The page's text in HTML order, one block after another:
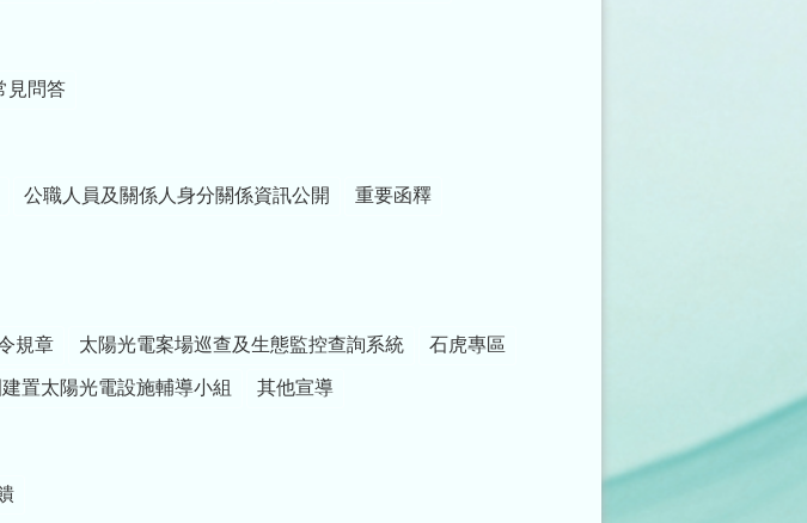
見問答
公職人員及關係人身分關係資訊公開 重要函釋
規章 太陽光電案場巡查及生態監控查詢系統 石虎專區
置太陽光電設施輔導小組 其他宣導